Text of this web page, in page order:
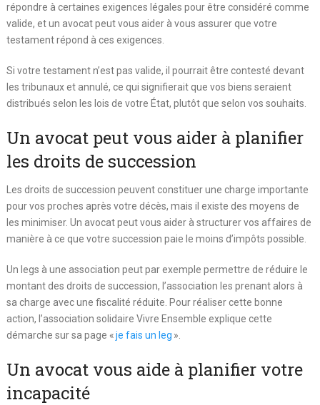
répondre à certaines exigences légales pour être considéré comme
valide, et un avocat peut vous aider à vous assurer que votre
testament répond à ces exigences.
Si votre testament n’est pas valide, il pourrait être contesté devant
les tribunaux et annulé, ce qui signifierait que vos biens seraient
distribués selon les lois de votre État, plutôt que selon vos souhaits.
Un avocat peut vous aider à planifier
les droits de succession
Les droits de succession peuvent constituer une charge importante
pour vos proches après votre décès, mais il existe des moyens de
les minimiser. Un avocat peut vous aider à structurer vos affaires de
manière à ce que votre succession paie le moins d’impôts possible.
Un legs à une association peut par exemple permettre de réduire le
montant des droits de succession, l’association les prenant alors à
sa charge avec une fiscalité réduite. Pour réaliser cette bonne
action, l’association solidaire Vivre Ensemble explique cette
démarche sur sa page «je fais un leg ».
Un avocat vous aide à planifier votre
incapacité